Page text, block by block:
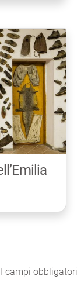
I campi obbligatori